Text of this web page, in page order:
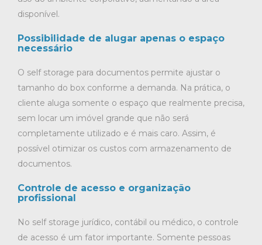
disponível.
Possibilidade de alugar apenas o espaço
necessário
O self storage para documentos permite ajustar o
tamanho do box conforme a demanda. Na prática, o
cliente aluga somente o espaço que realmente precisa,
sem locar um imóvel grande que não será
completamente utilizado e é mais caro. Assim, é
possível otimizar os custos com armazenamento de
documentos.
Controle de acesso e organização
profissional
No self storage jurídico, contábil ou médico, o controle
de acesso é um fator importante. Somente pessoas